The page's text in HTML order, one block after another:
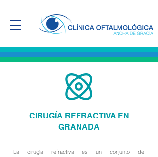
CIRUGÍA REFRACTIVA EN
GRANADA
La cirugía refractiva es un conjunto de